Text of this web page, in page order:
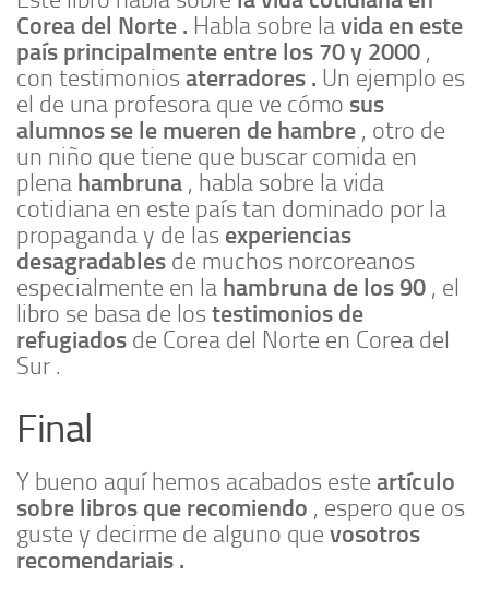
Corea del Norte . Habla sobre lavida en este
país principalmente entre los 70 y 2000 ,
con testimoniosaterradores . Un ejemplo es
el de una profesora que ve cómo sus
alumnos se le mueren de hambre , otro de
un niño que tiene que buscar comida en
plena hambruna , habla sobre la vida
cotidiana en este país tan dominado por la
propaganda y de las experiencias
desagradables de muchos norcoreanos
especialmente en la hambruna de los 90 , el
libro se basa de lostestimonios de
refugiados de Corea del Norte en Corea del
Sur .
Final
Y bueno aquí hemos acabados este artículo
sobre libros que recomiendo , espero que os
guste y decirme de alguno que vosotros
recomendariais .